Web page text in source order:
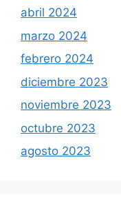
abril 2024
marzo 2024
febrero 2024
diciembre 2023
noviembre 2023
octubre 2023
agosto 2023